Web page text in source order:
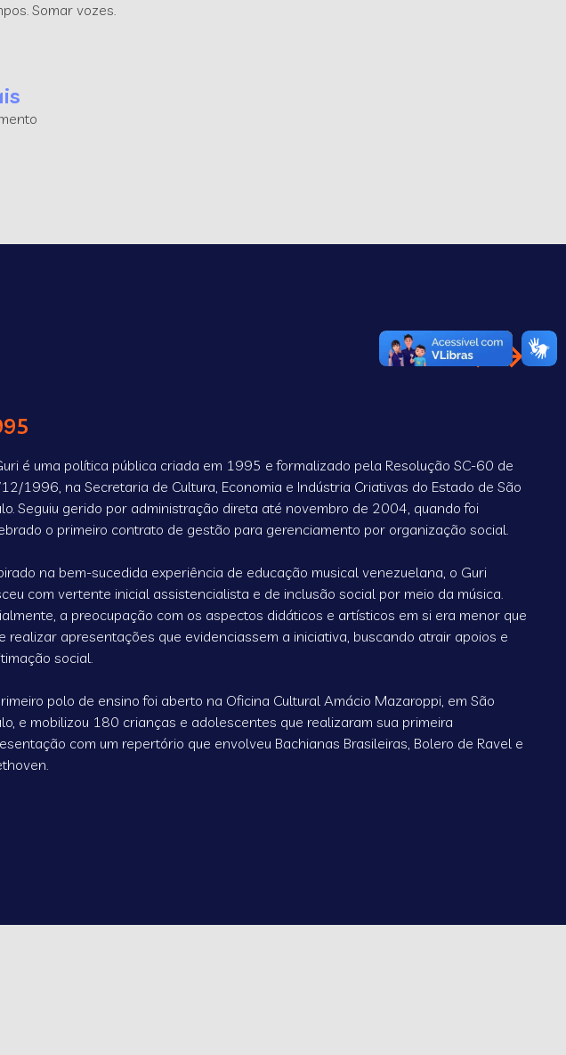
Somar vozes.
é uma política pública criada em 1995 e formalizado pela Resolução SC-60 de
1996, na Secretaria de Cultura, Economia e Indústria Criativas do Estado de São
Seguiu gerido por administração direta até novembro de 2004, quando foi
o primeiro contrato de gestão para gerenciamento por organização social.
na bem-sucedida experiência de educação musical venezuelana, o Guri
com vertente inicial assistencialista e de inclusão social por meio da música.
a preocupação com os aspectos didáticos e artísticos em si era menor que
realizar apresentações que evidenciassem a iniciativa, buscando atrair apoios e
social.
polo de ensino foi aberto na Oficina Cultural Amácio Mazaroppi, em São
e mobilizou 180 crianças e adolescentes que realizaram sua primeira
com um repertório que envolveu Bachianas Brasileiras, Bolero de Ravel e